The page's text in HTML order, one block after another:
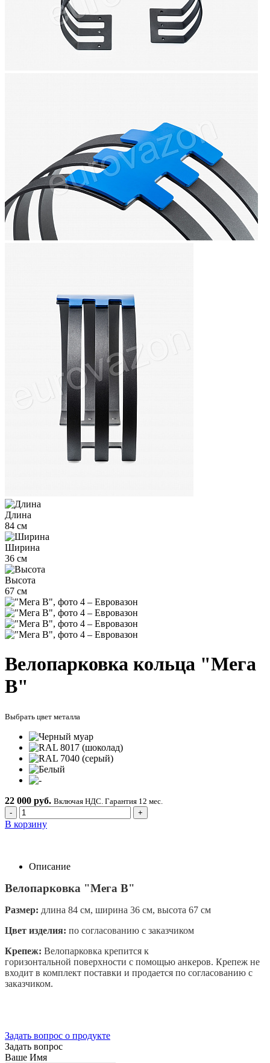
Длина
84 см
Ширина
36 см
Высота
67 см
Велопарковка кольца "Мега
В"
Выбрать цвет металла
22 000 руб. Включая НДС. Гарантия 12 мес.
-
+
В корзину
Описание
Велопарковка "Мега В"
Размер: длина 84 см, ширина 36 см, высота 67 см
Цвет изделия: по согласованию с заказчиком
Крепеж: Велопарковка крепится к
горизонтальной поверхности с помощью анкеров. Крепеж не
входит в комплект поставки и продается по согласованию с
заказчиком.
Задать вопрос о продукте
Задать вопрос
Ваше Имя